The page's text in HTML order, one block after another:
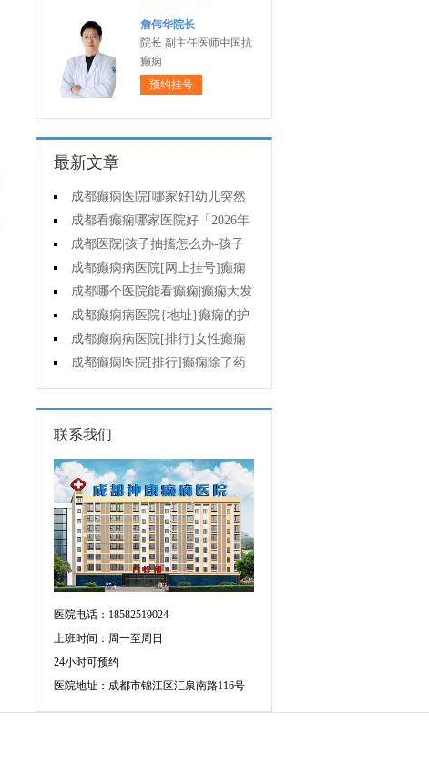
詹伟华院长
院长 副主任医师中国抗
癫痫
预约挂号
最新文章
成都癫痫医院[哪家好]幼儿突然
抽搐翻白眼是癫痫吗?
成都看癫痫哪家医院好「2026年
度公布」癫痫要做的护理有哪些?
成都医院|孩子抽搐怎么办-孩子
癫痫病的症状是什么?
成都癫痫病医院[网上挂号]癫痫
的遗传率高不高?
成都哪个医院能看癫痫|癫痫大发
作的原因有哪些?
成都癫痫病医院{地址}癫痫的护
理有哪些?
成都癫痫病医院[排行]女性癫痫
病人能哺乳吗?
成都癫痫医院[排行]癫痫除了药
物还能怎么治?
联系我们
医院电话：18582519024
上班时间：周一至周日
24小时可预约
医院地址：成都市锦江区汇泉南路116号